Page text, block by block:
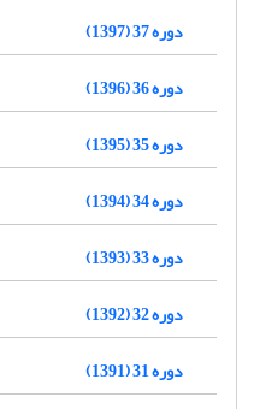
دوره 37 (1397)
دوره 36 (1396)
دوره 35 (1395)
دوره 34 (1394)
دوره 33 (1393)
دوره 32 (1392)
دوره 31 (1391)